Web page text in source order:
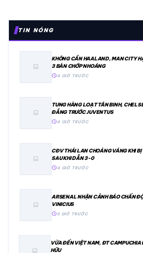
TIN NÓNG
image
KHÔNG CẦN HAALAND, MAN CITY
3 BÀN CHỚP NHOÁNG
schedule4 GIỜ TRƯỚC
image
TUNG HÀNG LOẠT TÂN BINH,
ĐẮNG TRƯỚC JUVENTUS
schedule4 GIỜ TRƯỚC
image
CĐV THÁI LAN CHOÁNG VÁNG KHI
SAU KHI DẪN 3-0
schedule4 GIỜ TRƯỚC
image
ARSENAL NHẬN CẢNH BÁO CHẤN
VINICIUS
schedule5 GIỜ TRƯỚC
image
VỪA ĐẾN VIỆT NAM, ĐT CAMPUCHIA
HỮU